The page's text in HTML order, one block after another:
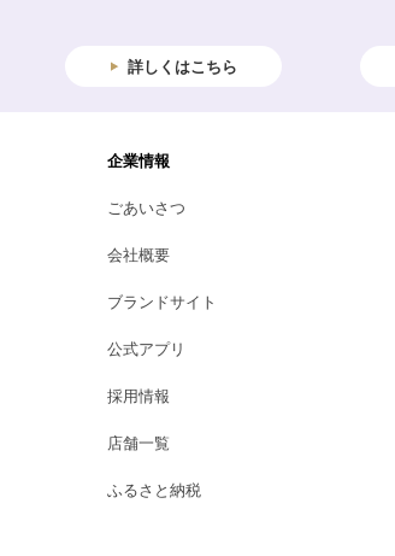
詳しくはこちら
企業情報
ごあいさつ
会社概要
ブランドサイト
公式アプリ
採用情報
店舗一覧
ふるさと納税